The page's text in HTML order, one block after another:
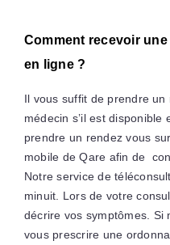
Comment recevoir
en ligne ?
Il vous suffit de prendre
médecin s’il est
prendre un rendez vous
mobile de Qare afin de
Notre service de
minuit. Lors de votre
décrire vos symptômes. Si
vous prescrire une